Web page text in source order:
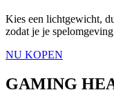
Kies een lichtgewicht,
zodat je je
NU KOPEN
GAMING